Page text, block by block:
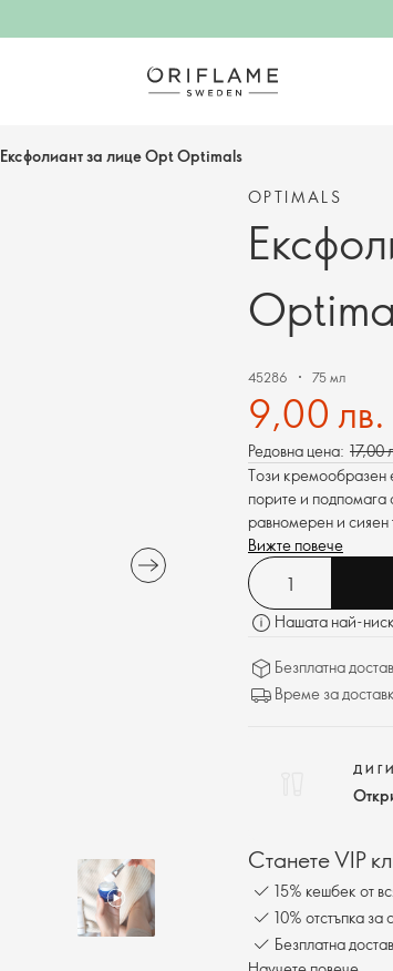
Ексфолиант за лице Opt Optimals
OPTIMALS
45286 75 мл
9,00
Редовна цена: 17,00
Този кремообразен
порите и подпомага
равномерен и сияен
Вижте повече
Нашата най-
Безплатна
Време за
Станете VIP
15% кешбек от
10% отстъпка
Безплатна